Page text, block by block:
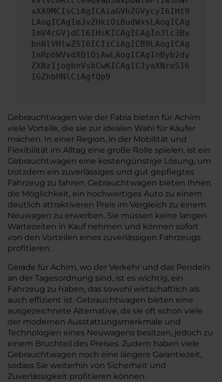
aXA9MCIsCiAgICAiaGVhZGVycyI6IHt9
LAogICAgImJvZHkiOiBudWxsLAogICAg
ImV4cGVjdCI6IHsKICAgICAgInJlc3Bv
bnNlVHlwZSI6ICIiCiAgICB9LAogICAg
InRpbWVvdXQiOiAwLAogICAgInByb2dy
ZXNzIjogbnVsbCwKICAgICJyaXNreSI6
IGZhbHNlCiAgfQp9
Gebrauchtwagen wie der Fabia bieten für Achim
viele Vorteile, die sie zur idealen Wahl für Käufer
machen. In einer Region, in der Mobilität und
Flexibilität im Alltag eine große Rolle spielen, ist ein
Gebrauchtwagen eine kostengünstige Lösung, um
trotzdem ein zuverlässiges und gut gepflegtes
Fahrzeug zu fahren. Gebrauchtwagen bieten Ihnen
die Möglichkeit, ein hochwertiges Auto zu einem
deutlich attraktiveren Preis im Vergleich zu einem
Neuwagen zu erwerben. Sie müssen keine langen
Wartezeiten in Kauf nehmen und können sofort
von den Vorteilen eines zuverlässigen Fahrzeugs
profitieren.
Gerade für Achim, wo der Verkehr und das Pendeln
an der Tagesordnung sind, ist es wichtig, ein
Fahrzeug zu haben, das sowohl wirtschaftlich als
auch effizient ist. Gebrauchtwagen bieten eine
ausgezeichnete Alternative, da sie oft schon viele
der modernen Ausstattungsmerkmale und
Technologien eines Neuwagens besitzen, jedoch zu
einem Bruchteil des Preises. Zudem haben viele
Gebrauchtwagen noch eine längere Garantiezeit,
sodass Sie weiterhin von Sicherheit und
Zuverlässigkeit profitieren können.